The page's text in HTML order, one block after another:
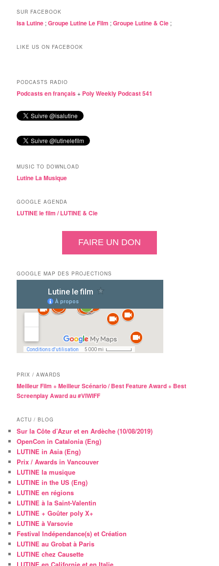
SUR FACEBOOK
Isa Lutine ;Groupe Lutine Le Film ;Groupe Lutine & Cie ;
LIKE US ON FACEBOOK
PODCASTS RADIO
Podcasts en français+ Poly Weekly Podcast 541
MUSIC TO DOWNLOAD
Lutine La Musique
GOOGLE AGENDA
LUTINE le film /LUTINE & Cie
FAIRE UN DON
GOOGLE MAP DES PROJECTIONS
PRIX / AWARDS
Meilleur Film + Meilleur Scénario / Best Feature Award + Best
Screenplay Award au #VIWIFF
ACTU / BLOG
Sur la Côte d’Azur et en Ardèche (10/08/2019)
OpenCon in Catalonia (Eng)
LUTINE in Asia (Eng)
Prix / Awards in Vancouver
LUTINE la musique
LUTINE in the US (Eng)
LUTINE en régions
LUTINE à la Saint-Valentin
LUTINE + Goûter poly X+
LUTINE à Varsovie
Festival Indépendance(s) et Création
LUTINE au Grobat à Paris
LUTINE chez Causette